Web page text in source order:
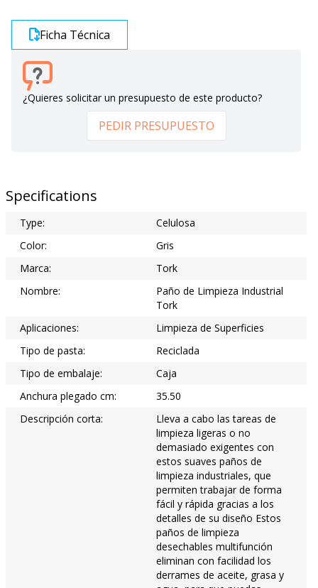
Ficha Técnica
¿Quieres solicitar un presupuesto de este producto?
PEDIR PRESUPUESTO
Specifications
Type:
Celulosa
Color:
Gris
Marca:
Tork
Nombre:
Paño de Limpieza Industrial
Tork
Aplicaciones:
Limpieza de Superficies
Tipo de pasta:
Reciclada
Tipo de embalaje:
Caja
Anchura plegado cm:
35.50
Descripción corta:
Lleva a cabo las tareas de
limpieza ligeras o no
demasiado exigentes con
estos suaves paños de
limpieza industriales, que
permiten trabajar de forma
fácil y rápida gracias a los
detalles de su diseño Estos
paños de limpieza
desechables multifunción
eliminan con facilidad los
derrames de aceite, grasa y